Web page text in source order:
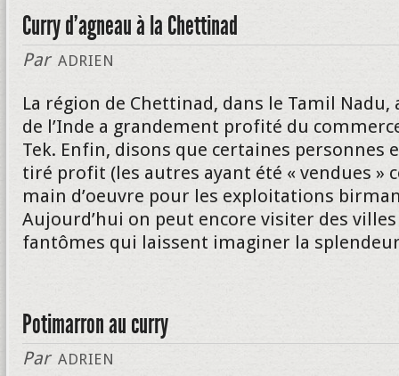
Curry d’agneau à la Chettinad
Par ADRIEN
La région de Chettinad, dans le Tamil Nadu,
de l’Inde a grandement profité du
Tek. Enfin, disons que certaines personnes
tiré profit (les autres ayant été « vendues »
main d’oeuvre pour les exploitations
Aujourd’hui on peut encore visiter des villes
fantômes qui laissent imaginer la
Potimarron au curry
Par ADRIEN